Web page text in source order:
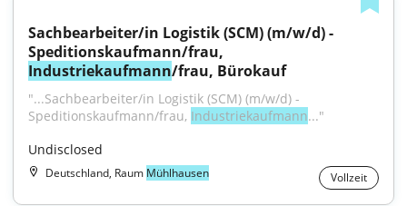
Sachbearbeiter/in Logistik (SCM) (m/w/d) -
Industriekaufmann/frau, Bürokauf
"...Sachbearbeiter/in Logistik (SCM) (m/w/d) -
Speditionskaufmann/frau, Industriekaufmann..."
Undisclosed
Deutschland, Raum Mühlhausen Vollzeit